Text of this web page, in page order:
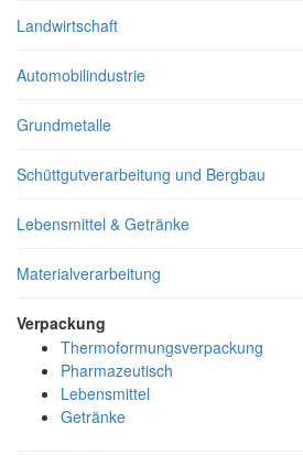
Landwirtschaft
Automobilindustrie
Grundmetalle
Schüttgutverarbeitung und Bergbau
Lebensmittel & Getränke
Materialverarbeitung
Verpackung
Thermoformungsverpackung
Pharmazeutisch
Lebensmittel
Getränke